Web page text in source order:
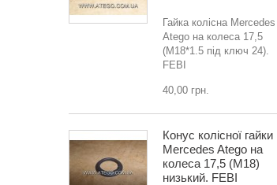
Гайка колісна Mercedes
Atego на колеса 17,5
(M18*1.5 під ключ 24).
FEBI
40,00 грн.
Конус колісної гайки
Mercedes Atego на
колеса 17,5 (M18)
низький. FEBI